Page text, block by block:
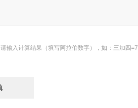
请输入计算结果（填写阿拉伯数字），如：三加四=7